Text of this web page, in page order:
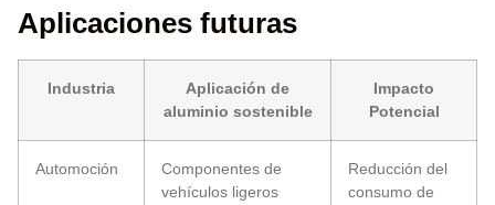
Aplicaciones futuras
Industria
Aplicación de
aluminio sostenible
Impacto
Potencial
Automoción
Componentes de
vehículos ligeros
Reducción del
consumo de